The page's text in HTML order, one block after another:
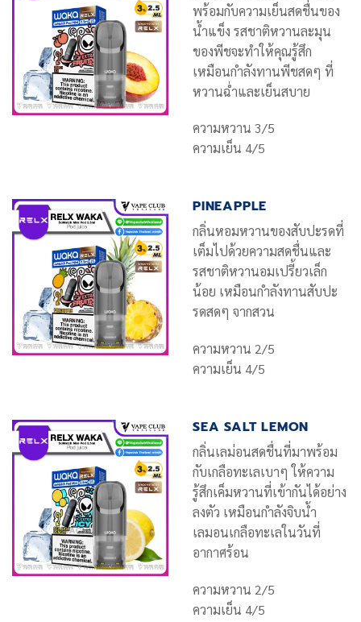
พร้อมกับความเย็นสดชื่นของ
น้ำแข็ง รสชาติหวานละมุน
ของพีชจะทำให้คุณรู้สึก
เหมือนกำลังทานพีชสดๆ ที่
หวานฉ่ำและเย็นสบาย
ความหวาน 3/5
ความเย็น 4/5
PINEAPPLE
กลิ่นหอมหวานของสับปะรดที่
เต็มไปด้วยความสดชื่นและ
รสชาติหวานอมเปรี้ยวเล็ก
น้อย เหมือนกำลังทานสับปะ
รดสดๆ จากสวน
ความหวาน 2/5
ความเย็น 4/5
SEA SALT LEMON
กลิ่นเลม่อนสดชื่นที่มาพร้อม
กับเกลือทะเลเบาๆ ให้ความ
รู้สึกเค็มหวานที่เข้ากันได้อย่าง
ลงตัว เหมือนกำลังจิบน้ำ
เลมอนเกลือทะเลในวันที่
อากาศร้อน
ความหวาน 2/5
ความเย็น 4/5